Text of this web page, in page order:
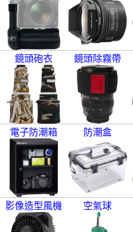
鏡頭砲衣 鏡頭除霧帶
電子防潮箱 防潮盒
影像造型風機 空氣球